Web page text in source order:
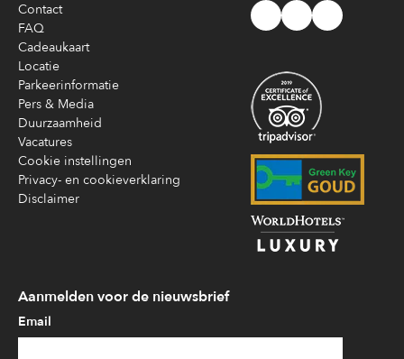
Contact
FAQ
Cadeaukaart
Locatie
Parkeerinformatie
Pers & Media
Duurzaamheid
Vacatures
Cookie instellingen
Privacy- en cookieverklaring
Disclaimer
Aanmelden voor de nieuwsbrief
Email